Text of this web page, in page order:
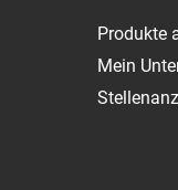
Produkte
Mein